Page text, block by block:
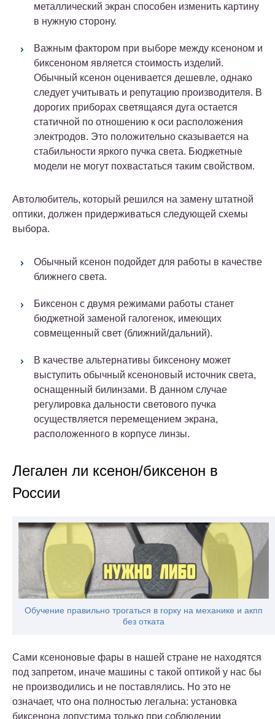
металлический экран способен изменить картину
в нужную сторону.
Важным фактором при выборе между ксеноном и
биксеноном является стоимость изделий.
Обычный ксенон оценивается дешевле, однако
следует учитывать и репутацию производителя. В
дорогих приборах светящаяся дуга остается
статичной по отношению к оси расположения
электродов. Это положительно сказывается на
стабильности яркого пучка света. Бюджетные
модели не могут похвастаться таким свойством.
Автолюбитель, который решился на замену штатной
оптики, должен придерживаться следующей схемы
выбора.
Обычный ксенон подойдет для работы в качестве
ближнего света.
Биксенон с двумя режимами работы станет
бюджетной заменой галогенок, имеющих
совмещенный свет (ближний/дальний).
В качестве альтернативы биксенону может
выступить обычный ксеноновый источник света,
оснащенный билинзами. В данном случае
регулировка дальности светового пучка
осуществляется перемещением экрана,
расположенного в корпусе линзы.
Легален ли ксенон/биксенон в
России
Обучение правильно трогаться в горку на механике и акпп
без отката
Сами ксеноновые фары в нашей стране не находятся
под запретом, иначе машины с такой оптикой у нас бы
не производились и не поставлялись. Но это не
означает, что она полностью легальна: установка
биксенона допустима только при соблюдении